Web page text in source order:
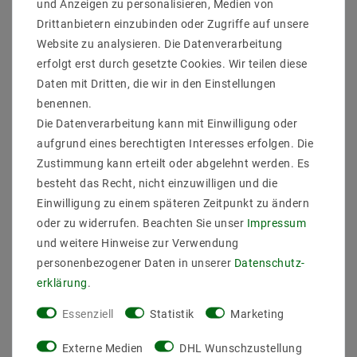
Beschreibung
Weitere Details
Informationen zur Produktsicherheit
Das Licht der LED Panele taucht Räume in ein
gleichmäßiges und helles Licht. Die Leuchtdioden
liefern ein sehr gesundes Licht, da es blendfrei ist und
keine UV-Strahlung enthält. Dabei sparen Sie noch bis
zu 80 % an Stromkosten gegenüber herkömmlichen
Glühbirnen.Für unsere Privatkunden können wir sogar
noch eine Garantie von drei Jahren auf die LED Panele
anbieten.
Leistung: 19W
Lichtstrom: 1440LM
und Anzeigen zu personalisieren, Medien von
Drittanbietern einzubinden oder Zugriffe auf unsere
Website zu analysieren. Die Datenverarbeitung
erfolgt erst durch gesetzte Cookies. Wir teilen diese
Daten mit Dritten, die wir in den Einstellungen
benennen.
Die Datenverarbeitung kann mit Einwilligung oder
aufgrund eines berechtigten Interesses erfolgen. Die
Zustimmung kann erteilt oder abgelehnt werden. Es
besteht das Recht, nicht einzuwilligen und die
Einwilligung zu einem späteren Zeitpunkt zu ändern
oder zu widerrufen. Beachten Sie unser Impressum
und weitere Hinweise zur Verwendung
personenbezogener Daten in unserer Daten­schutz­
erklärung.
Essenziell Statistik Marketing
Externe Medien DHL Wunschzustellung